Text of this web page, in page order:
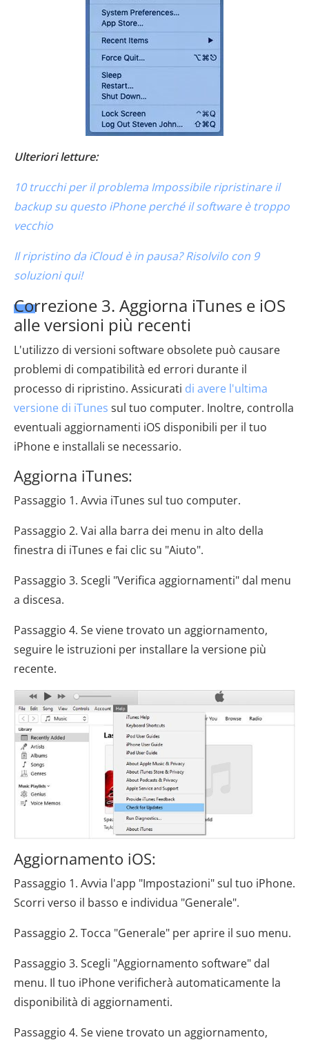
Ulteriori letture:
10 trucchi per il problema Impossibile ripristinare il
backup su questo iPhone perché il software è troppo
vecchio
Il ripristino da iCloud è in pausa? Risolvilo con 9
soluzioni qui!
Correzione 3. Aggiorna iTunes e iOS
alle versioni più recenti
L'utilizzo di versioni software obsolete può causare
problemi di compatibilità ed errori durante il
processo di ripristino. Assicurati di avere l'ultima
versione di iTunes sul tuo computer. Inoltre, controlla
eventuali aggiornamenti iOS disponibili per il tuo
iPhone e installali se necessario.
Aggiorna iTunes:
Passaggio 1. Avvia iTunes sul tuo computer.
Passaggio 2. Vai alla barra dei menu in alto della
finestra di iTunes e fai clic su "Aiuto".
Passaggio 3. Scegli "Verifica aggiornamenti" dal menu
a discesa.
Passaggio 4. Se viene trovato un aggiornamento,
seguire le istruzioni per installare la versione più
recente.
Aggiornamento iOS:
Passaggio 1. Avvia l'app "Impostazioni" sul tuo iPhone.
Scorri verso il basso e individua "Generale".
Passaggio 2. Tocca "Generale" per aprire il suo menu.
Passaggio 3. Scegli "Aggiornamento software" dal
menu. Il tuo iPhone verificherà automaticamente la
disponibilità di aggiornamenti.
Passaggio 4. Se viene trovato un aggiornamento,